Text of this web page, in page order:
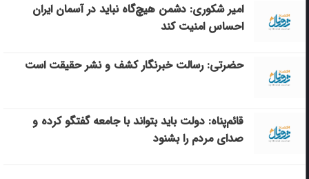
امیر شکوری: دشمن هیچ‌گاه نباید در آسمان ایران
احساس امنیت کند
حضرتی: رسالت خبرنگار کشف و نشر حقیقت است
قائم‌پناه: دولت باید بتواند با جامعه گفتگو کرده و
صدای مردم را بشنود